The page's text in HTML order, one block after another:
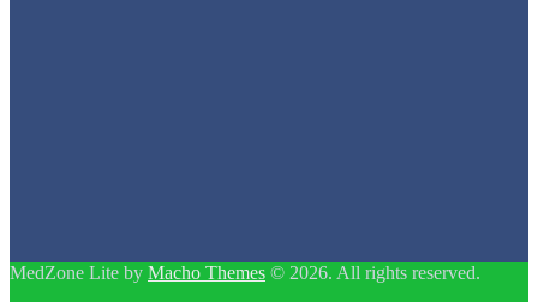
MedZone Lite by Macho Themes © 2026. All rights reserved.